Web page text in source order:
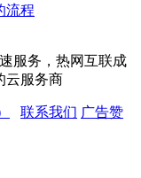
流程
服务，热网互联成
云服务商
联系我们 广告赞